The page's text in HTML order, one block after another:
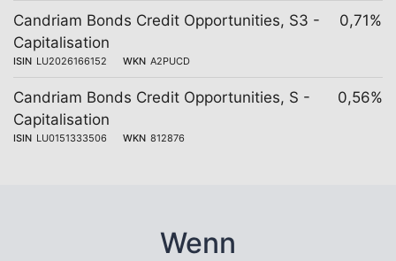
Candriam Bonds Credit Opportunities, S3 -
Capitalisation
ISIN LU2026166152 WKN A2PUCD
0,71%
Candriam Bonds Credit Opportunities, S -
Capitalisation
ISIN LU0151333506 WKN 812876
0,56%
Wenn